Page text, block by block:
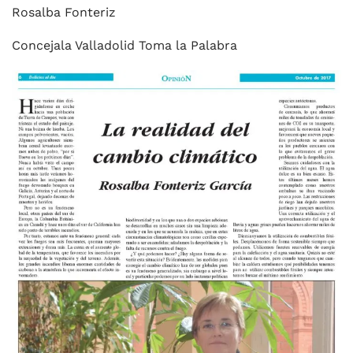
Rosalba Fonteriz
Concejala Valladolid Toma la Palabra